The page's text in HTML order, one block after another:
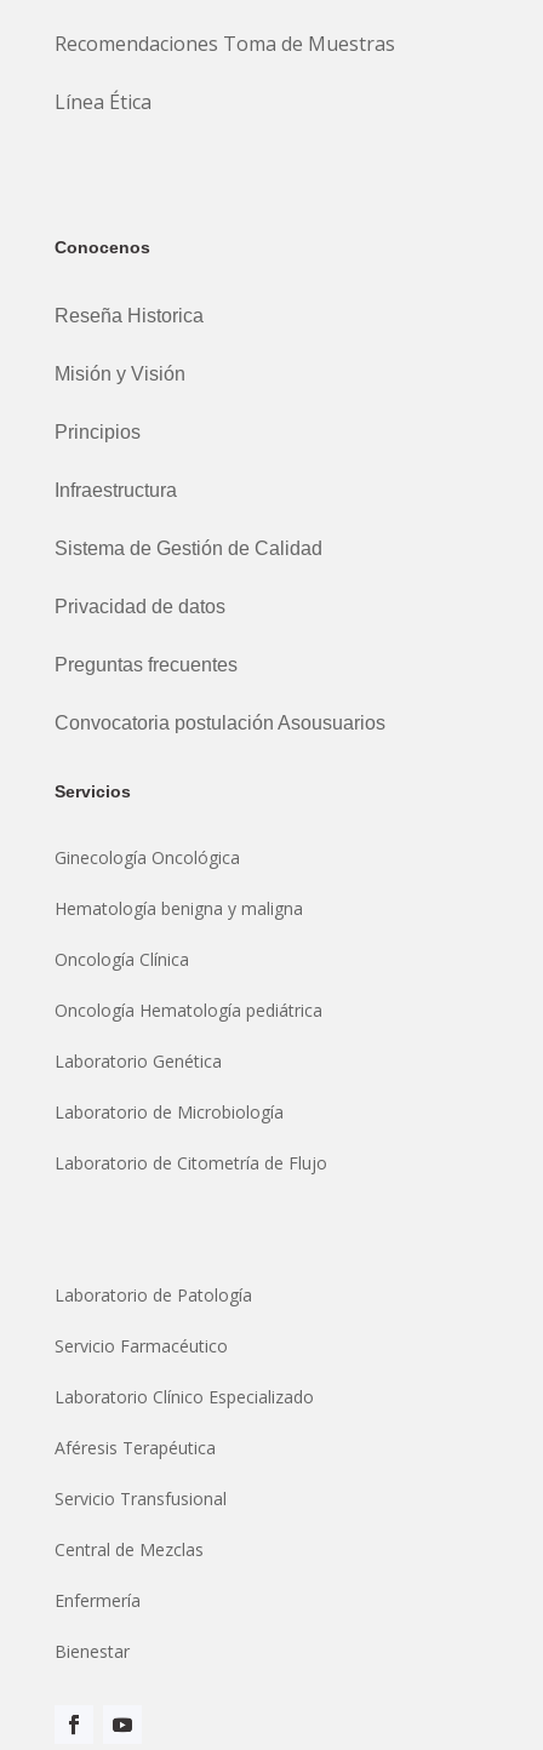
Recomendaciones Toma de Muestras
Línea Ética
Conocenos
Reseña Historica
Misión y Visión
Principios
Infraestructura
Sistema de Gestión de Calidad
Privacidad de datos
Preguntas frecuentes
Convocatoria postulación Asousuarios
Servicios
Ginecología Oncológica
Hematología benigna y maligna
Oncología Clínica
Oncología Hematología pediátrica
Laboratorio Genética
Laboratorio de Microbiología
Laboratorio de Citometría de Flujo
Laboratorio de Patología
Servicio Farmacéutico
Laboratorio Clínico Especializado
Aféresis Terapéutica
Servicio Transfusional
Central de Mezclas
Enfermería
Bienestar